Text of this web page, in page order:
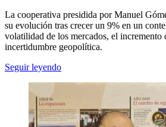
La cooperativa presidida por Manuel
su evolución tras crecer un 9% en un
volatilidad de los mercados, el incremento
incertidumbre geopolítica.
Seguir leyendo